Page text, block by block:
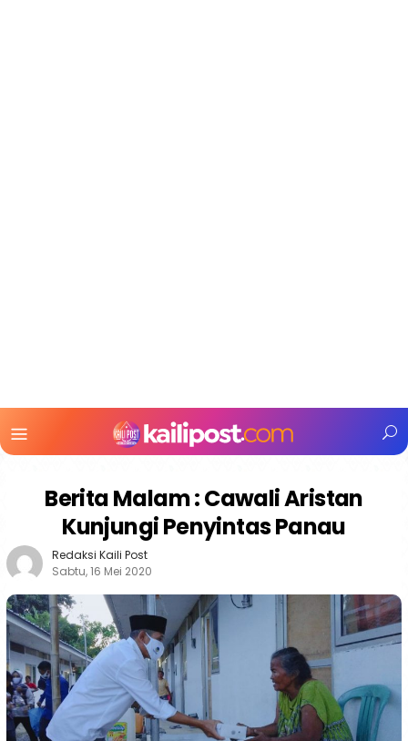
Mobile
Berita Malam : Cawali Aristan
Kunjungi Penyintas Panau
Redaksi Kaili Post
Sabtu, 16 Mei 2020